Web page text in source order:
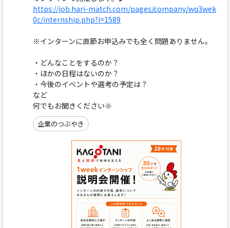
https://job.hari-match.com/pages/company/wq3wek
0c/internship.php?i=1589
※インターンに直節お申込みでも全く問題ありません。
・どんなことをするのか？
・ほかの日程はないのか？
・今後のイベントや選考の予定は？
など
何でもお聞きください🌞
企業のつぶやき